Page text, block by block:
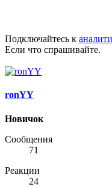
Подключайтесь к
Если что спрашивайте.
ronYY
Новичок
Сообщения
71
Реакции
24